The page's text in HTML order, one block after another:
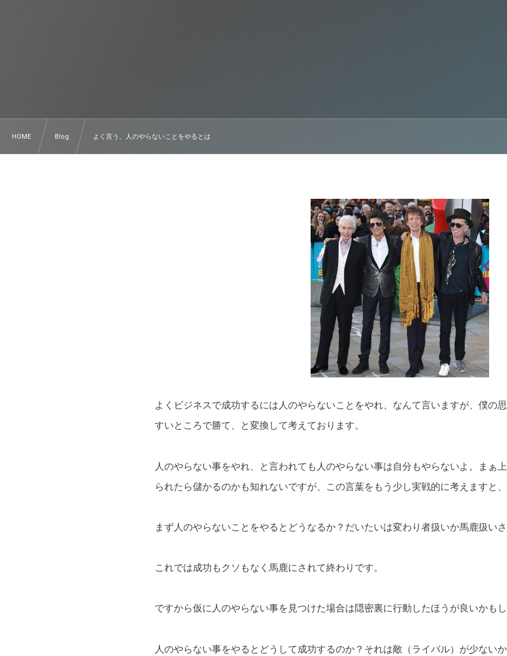
HOME Blog よく言う、人のやらないことをやるとは
よくビジネスで成功するには人のやらないことをやれ、なんて言いますが、僕の
すいところで勝て、と変換して考えております。
人のやらない事をやれ、と言われても人のやらない事は自分もやらないよ。まぁ
られたら儲かるのかも知れないですが、この言葉をもう少し実戦的に考えますと、
まず人のやらないことをやるとどうなるか？だいたいは変わり者扱いか馬鹿扱いさ
これでは成功もクソもなく馬鹿にされて終わりです。
ですから仮に人のやらない事を見つけた場合は隠密裏に行動したほうが良いかもし
人のやらない事をやるとどうして成功するのか？それは敵（ライバル）が少ない